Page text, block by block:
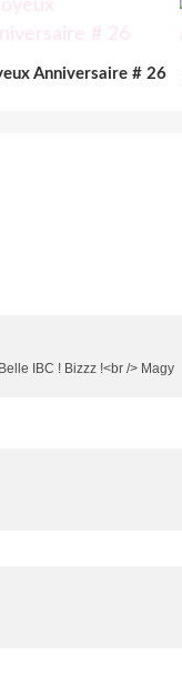
Anniversaire # 26
IBC ! Bizzz !<br /> Magy